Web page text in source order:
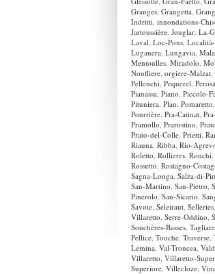
Granges, Grangetta,
Indritti, innondations-
Jartoussière, Jouglar, La-
Laval, Loc-Pons,
Luganera, Lungavia,
Mentoulles, Miradolo,
Noufliere, orgiere-Malzat,
Pellenchi, Pequerel,
Pianassa, Piano, Piccolo-
Pituniera, Plan, Pomaretto,
Pourrière, Pra-Catinat,
Pramollo, Prarostino,
Prato-del-Colle, Prietti,
Riauna, Ribba, Rio-
Roletto, Rollieres, Ronchi,
Rossetto, Rostagno-
Sagna-Longa, Salza-di-
San-Martino, San-Pietro,
Pinerolo, San-Sicario,
Savoie, Seleiraut, Selleries,
Villaretto, Serre-Oddino,
Souchères-Basses,
Pellice, Touche, Traverse,
Lemina, Val-Troncea,
Villaretto, Villaretto-
Superiore, Villecloze,